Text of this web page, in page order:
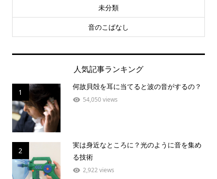
未分類
音のこばなし
人気記事ランキング
1
何故貝殻を耳に当てると波の音がするの？
54,050 views
2
実は身近なところに？光のように音を集め
る技術
2,922 views